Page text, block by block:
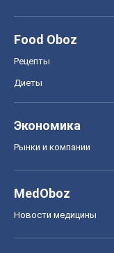
Food Oboz
Рецепты
Диеты
Экономика
Рынки и компании
MedOboz
Новости медицины